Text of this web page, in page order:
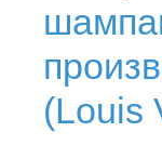
(Louis